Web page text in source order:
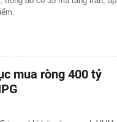
mua ròng 400 tỷ